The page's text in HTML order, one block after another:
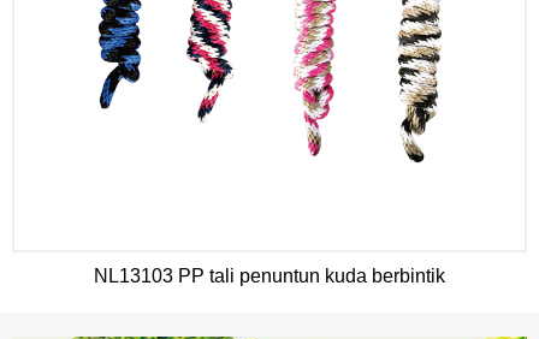
NL13103 PP tali penuntun kuda berbintik